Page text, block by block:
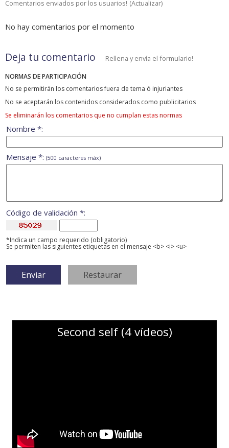
Comentarios enviados por los usuarios! (Actualizar)
No hay comentarios por el momento
Deja tu comentario Rellena y envía el formulario!
NORMAS DE PARTICIPACIÓN
No se permitirán los comentarios fuera de tema ó injuriantes
No se aceptarán los contenidos considerados como publicitarios
Se eliminarán los comentarios que no cumplan estas normas
Nombre *:
Mensaje *: (500 caracteres máx)
Código de validación *:
*Indica un campo requerido (obligatorio)
Se permiten las siguientes etiquetas en el mensaje <b> <i> <u>
Second self (4 vídeos)